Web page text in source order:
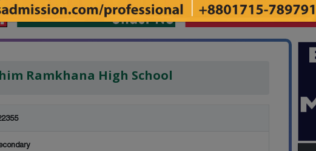
Ramkhana High School